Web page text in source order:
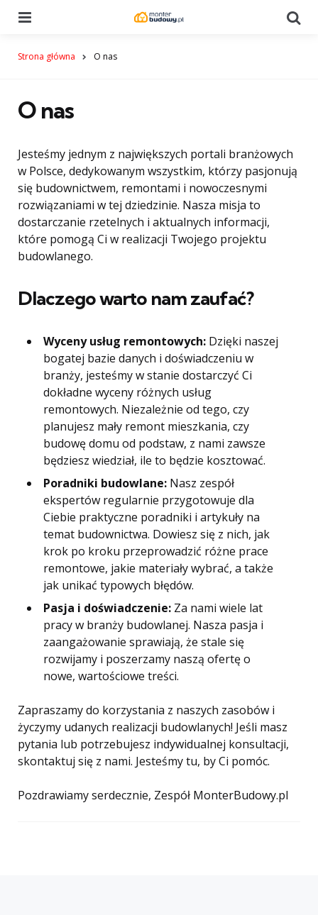
Strona główna O nas
O nas
Jesteśmy jednym z największych portali branżowych
w Polsce, dedykowanym wszystkim, którzy pasjonują
się budownictwem, remontami i nowoczesnymi
rozwiązaniami w tej dziedzinie. Nasza misja to
dostarczanie rzetelnych i aktualnych informacji,
które pomogą Ci w realizacji Twojego projektu
budowlanego.
Dlaczego warto nam zaufać?
Wyceny usług remontowych: Dzięki naszej
bogatej bazie danych i doświadczeniu w
branży, jesteśmy w stanie dostarczyć Ci
dokładne wyceny różnych usług
remontowych. Niezależnie od tego, czy
planujesz mały remont mieszkania, czy
budowę domu od podstaw, z nami zawsze
będziesz wiedział, ile to będzie kosztować.
Poradniki budowlane: Nasz zespół
ekspertów regularnie przygotowuje dla
Ciebie praktyczne poradniki i artykuły na
temat budownictwa. Dowiesz się z nich, jak
krok po kroku przeprowadzić różne prace
remontowe, jakie materiały wybrać, a także
jak unikać typowych błędów.
Pasja i doświadczenie: Za nami wiele lat
pracy w branży budowlanej. Nasza pasja i
zaangażowanie sprawiają, że stale się
rozwijamy i poszerzamy naszą ofertę o
nowe, wartościowe treści.
Zapraszamy do korzystania z naszych zasobów i
życzymy udanych realizacji budowlanych! Jeśli masz
pytania lub potrzebujesz indywidualnej konsultacji,
skontaktuj się z nami. Jesteśmy tu, by Ci pomóc.
Pozdrawiamy serdecznie, Zespół MonterBudowy.pl